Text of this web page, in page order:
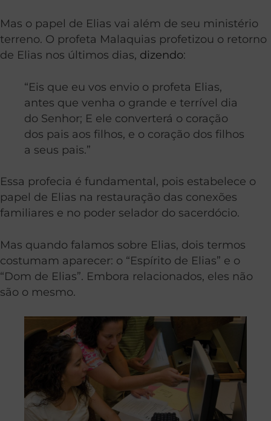
Mas o papel de Elias vai além de seu ministério
terreno. O profeta Malaquias profetizou o retorno
de Elias nos últimos dias, dizendo:
“Eis que eu vos envio o profeta Elias,
antes que venha o grande e terrível dia
do Senhor; E ele converterá o coração
dos pais aos filhos, e o coração dos filhos
a seus pais.”
Essa profecia é fundamental, pois estabelece o
papel de Elias na restauração das conexões
familiares e no poder selador do sacerdócio.
Mas quando falamos sobre Elias, dois termos
costumam aparecer: o “Espírito de Elias” e o
“Dom de Elias”. Embora relacionados, eles não
são o mesmo.